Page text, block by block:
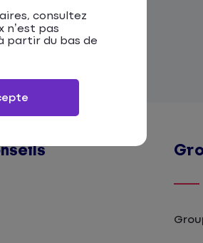
consultez
n’est pas
partir du bas de